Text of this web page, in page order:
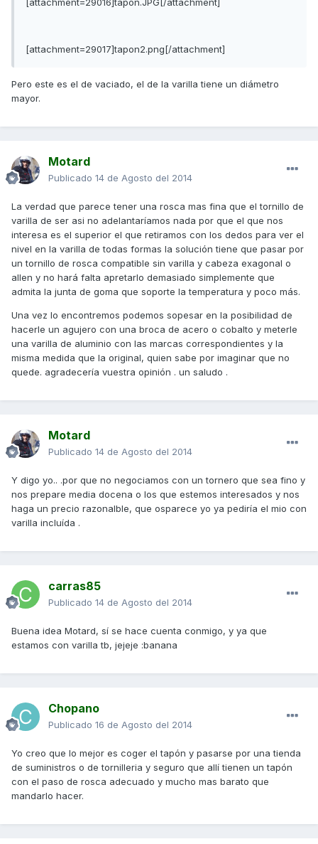
[attachment=29017]tapon2.png[/attachment]
Pero este es el de vaciado, el de la varilla tiene un diámetro
mayor.
Motard
Publicado 14 de Agosto del 2014
La verdad que parece tener una rosca mas fina que el tornillo de
varilla de ser asi no adelantaríamos nada por que el que nos
interesa es el superior el que retiramos con los dedos para ver el
nivel en la varilla de todas formas la solución tiene que pasar por
un tornillo de rosca compatible sin varilla y cabeza exagonal o
allen y no hará falta apretarlo demasiado simplemente que
admita la junta de goma que soporte la temperatura y poco más.
Una vez lo encontremos podemos sopesar en la posibilidad de
hacerle un agujero con una broca de acero o cobalto y meterle
una varilla de aluminio con las marcas correspondientes y la
misma medida que la original, quien sabe por imaginar que no
quede. agradecería vuestra opinión . un saludo .
Motard
Publicado 14 de Agosto del 2014
Y digo yo.. .por que no negociamos con un tornero que sea fino y
nos prepare media docena o los que estemos interesados y nos
haga un precio razonalble, que osparece yo ya pediría el mio con
varilla incluída .
carras85
Publicado 14 de Agosto del 2014
Buena idea Motard, sí se hace cuenta conmigo, y ya que
estamos con varilla tb, jejeje :banana
Chopano
Publicado 16 de Agosto del 2014
Yo creo que lo mejor es coger el tapón y pasarse por una tienda
de suministros o de tornilleria y seguro que allí tienen un tapón
con el paso de rosca adecuado y mucho mas barato que
mandarlo hacer.